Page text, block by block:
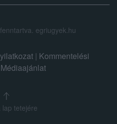
egriugyek.hu
| Kommentelési
Médiaajánlat
lap tetejére